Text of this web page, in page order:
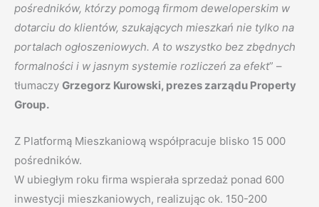
pośredników, którzy pomogą firmom deweloperskim w
dotarciu do klientów, szukających mieszkań nie tylko na
portalach ogłoszeniowych. A to wszystko bez zbędnych
formalności i w jasnym systemie rozliczeń za efekt” –
tłumaczy Grzegorz Kurowski, prezes zarządu Property
Group.
Z Platformą Mieszkaniową współpracuje blisko 15 000
pośredników.
W ubiegłym roku firma wspierała sprzedaż ponad 600
inwestycji mieszkaniowych, realizując ok. 150-200